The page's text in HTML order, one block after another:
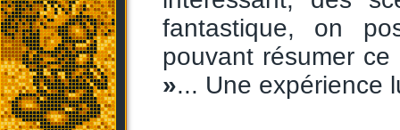
fantastique, on
pouvant résumer
»... Une expérience